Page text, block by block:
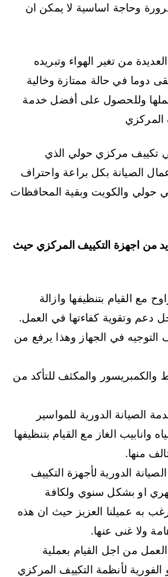
وحاجة اساسية لا يمكن ان
من تغير الهواء وتبريده
دوما في حالة ممتازة وخالية
وللحصول على أفضل خدمة
المركزي
تكييف مركزي حولي الذي
الصيانة بكل براعة واحتراف
حولي والكويت وبقية المحافظات
من اجهزة التكييف المركزي حيث
مع القيام بتنظيفها وازالة
دعم وتقوية كفاءتها في العمل.
التوجيه في الجهاز وهذا يرفع من
والكمبريسور والمكثف للتأكد من
الصيانة الدورية للمواسير
وانابيب الغاز مع القيام بتنظيفها
منها.
الدورية لأجهزة التكييف
او بشكل سنوي ولكافة
به عميلنا العزيز حيث ان هذه
ولا غنى عنها.
من اجل القيام بعملية
الفورية لأنظمة التكييف المركزي